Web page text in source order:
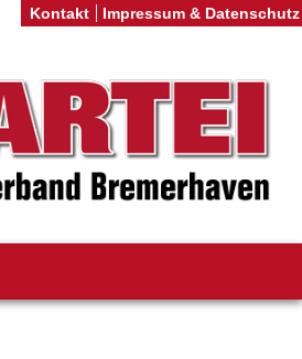
Kontakt Impressum & Datenschutz